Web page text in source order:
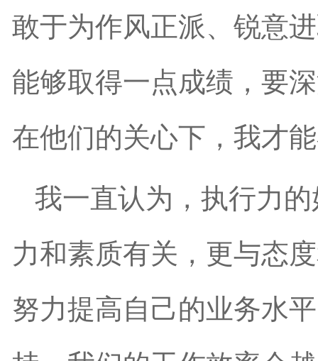
敢于为作风正派、锐意
能够取得一点成绩，要
在他们的关心下，我才
我一直认为，执行力
力和素质有关，更与态
努力提高自己的业务水